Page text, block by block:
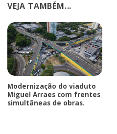
VEJA TAMBÉM...
Modernização do viaduto
Miguel Arraes com frentes
simultâneas de obras.